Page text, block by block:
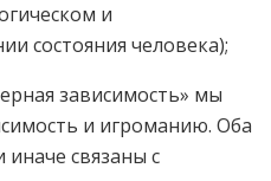
и
состояния человека);
зависимость» мы
и игроманию. Оба
иначе связаны с